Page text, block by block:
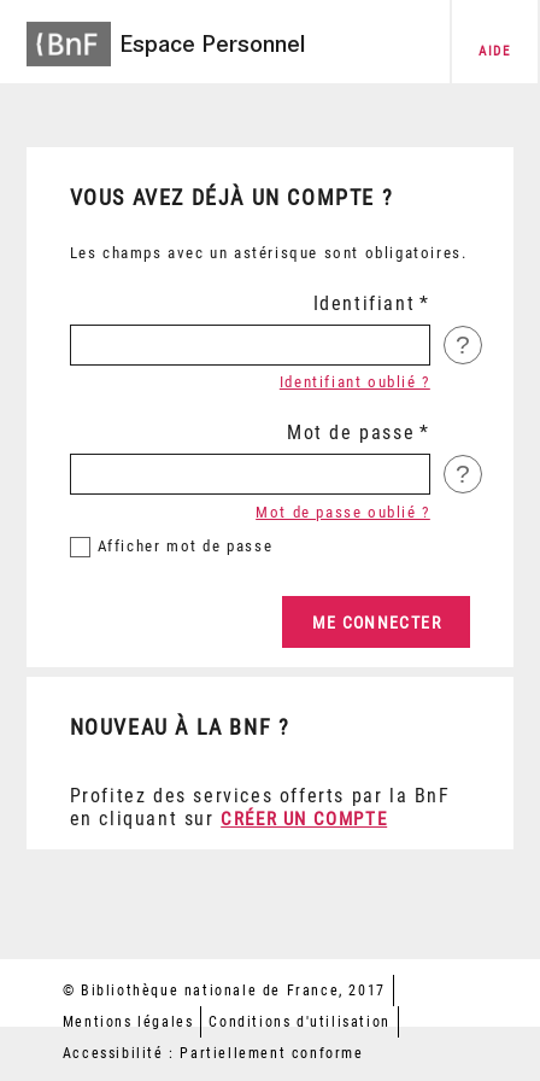
Espace Personnel AIDE
VOUS AVEZ DÉJÀ UN COMPTE ?
Les champs avec un astérisque sont obligatoires.
Identifiant
?
Identifiant oublié ?
Mot de passe
?
Afficher mot de passe
Mot de passe oublié ?
NOUVEAU À LA BNF ?
Profitez des services offerts par la BnF
en cliquant sur CRÉER UN COMPTE
© Bibliothèque nationale de France, 2017
Mentions légales
Conditions d'utilisation
Accessibilité : Partiellement conforme